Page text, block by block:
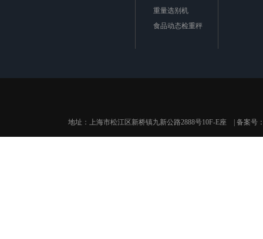
重量选别机
食品动态检重秤
地址：上海市松江区新桥镇九新公路2888号10F-E座 | 备案号